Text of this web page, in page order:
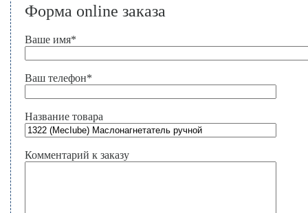
Форма online заказа
Ваше имя*
Ваш телефон*
Название товара
Комментарий к заказу